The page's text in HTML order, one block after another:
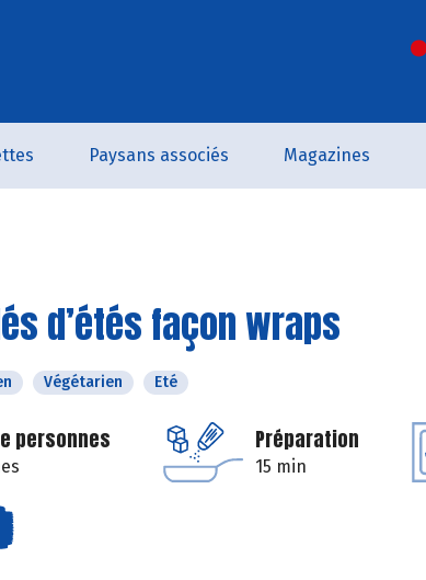
Paysans associés Magazines
d’étés façon wraps
Végétarien Eté
personnes Préparation
15 min